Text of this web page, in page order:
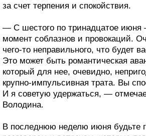
за счет терпения и спокойствия.
— С шестого по тринадцатое
момент соблазнов и провокаций.
чего-то неправильного, что будет
Это может быть романтическая
который для нее, очевидно,
крупно-импульсивная трата. Вы
И я советую удержаться, —
Володина.
В последнюю неделю июня будьте